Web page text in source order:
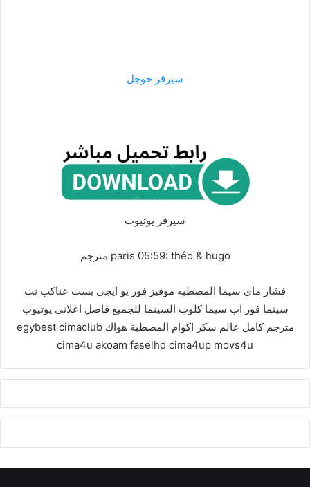
سيرفر جوجل
سيرفر يوتيوب
paris 05:59: théo & hugo مترجم
فشار ماي سيما المصطبه موفيز فور يو ايجي بست عناكب نت
سينما فور اب سيما كلوب السينما للجميع فاصل اعلاني يوتيوب
مترجم كامل عالم سكر اكوام المصطبة هواك egybest cimaclub
cima4u akoam faselhd cima4up movs4u